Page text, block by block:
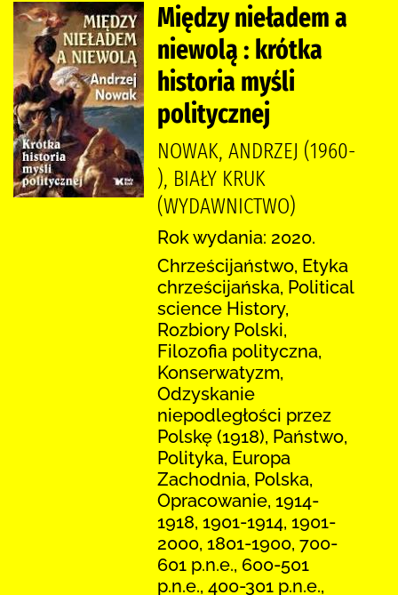
Między nieładem a
niewolą : krótka
historia myśli
politycznej
NOWAK, ANDRZEJ (1960-
), BIAŁY KRUK
(WYDAWNICTWO)
Rok wydania: 2020.
Chrześcijaństwo, Etyka
chrześcijańska, Political
science History,
Rozbiory Polski,
Filozofia polityczna,
Konserwatyzm,
Odzyskanie
niepodległości przez
Polskę (1918), Państwo,
Polityka, Europa
Zachodnia, Polska,
Opracowanie, 1914-
1918, 1901-1914, 1901-
2000, 1801-1900, 700-
601 p.n.e., 600-501
p.n.e., 400-301 p.n.e.,